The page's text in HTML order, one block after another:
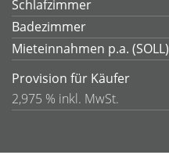
Schlafzimmer
Badezimmer
Mieteinnahmen p.a. (SOLL)
Provision für Käufer
2,975 % inkl. MwSt.